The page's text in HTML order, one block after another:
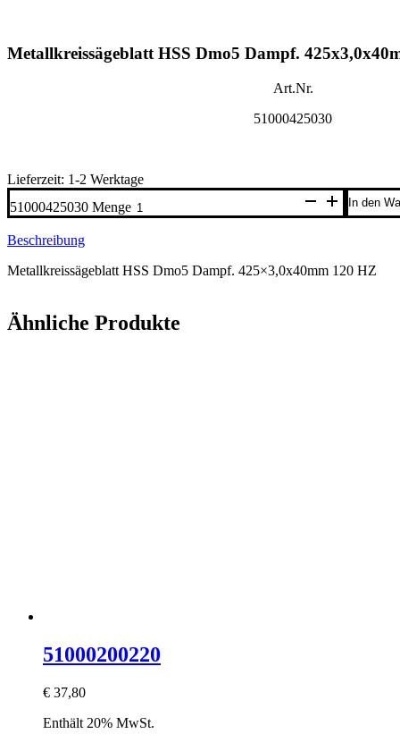
Metallkreissägeblatt HSS Dmo5 Dampf.
Art.Nr.
51000425030
Lieferzeit: 1-2 Werktage
51000425030 Menge
In den
Beschreibung
Metallkreissägeblatt HSS Dmo5 Dampf. 425×3,0x40mm 120 HZ
Ähnliche Produkte
51000200220
€ 37,80
Enthält 20% MwSt.